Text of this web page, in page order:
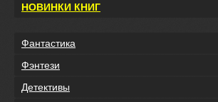
НОВИНКИ КНИГ
Фантастика
Фэнтези
Детективы